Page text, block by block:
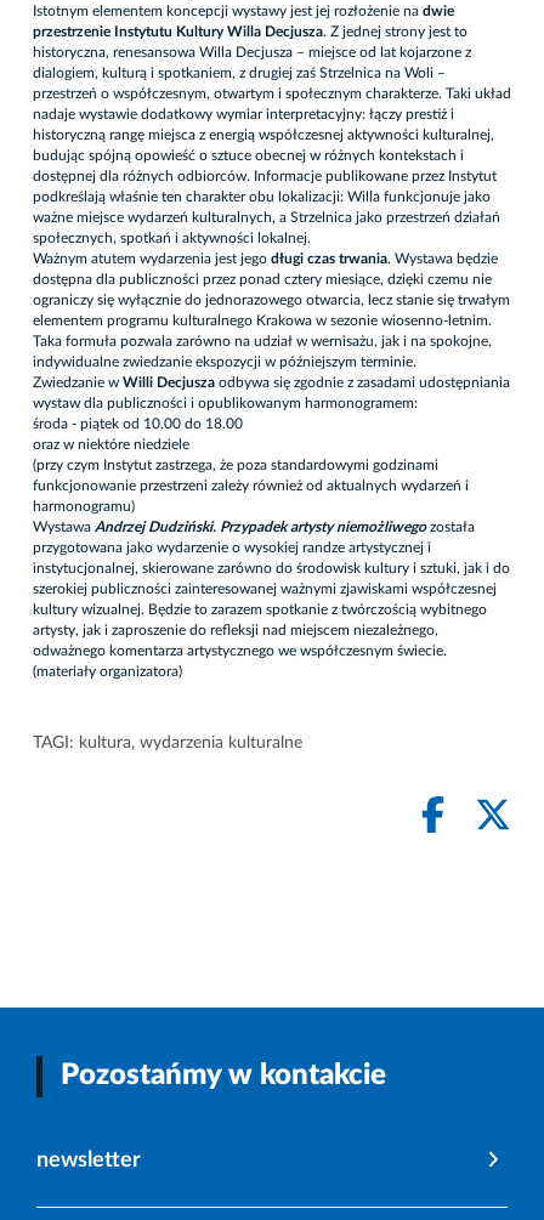
Istotnym elementem koncepcji wystawy jest jej rozłożenie na dwie
przestrzenie Instytutu Kultury Willa Decjusza. Z jednej strony jest to
historyczna, renesansowa Willa Decjusza – miejsce od lat kojarzone z
dialogiem, kulturą i spotkaniem, z drugiej zaś Strzelnica na Woli –
przestrzeń o współczesnym, otwartym i społecznym charakterze. Taki układ
nadaje wystawie dodatkowy wymiar interpretacyjny: łączy prestiż i
historyczną rangę miejsca z energią współczesnej aktywności kulturalnej,
budując spójną opowieść o sztuce obecnej w różnych kontekstach i
dostępnej dla różnych odbiorców. Informacje publikowane przez Instytut
podkreślają właśnie ten charakter obu lokalizacji: Willa funkcjonuje jako
ważne miejsce wydarzeń kulturalnych, a Strzelnica jako przestrzeń działań
społecznych, spotkań i aktywności lokalnej.
Ważnym atutem wydarzenia jest jego długi czas trwania. Wystawa będzie
dostępna dla publiczności przez ponad cztery miesiące, dzięki czemu nie
ograniczy się wyłącznie do jednorazowego otwarcia, lecz stanie się trwałym
elementem programu kulturalnego Krakowa w sezonie wiosenno-letnim.
Taka formuła pozwala zarówno na udział w wernisażu, jak i na spokojne,
indywidualne zwiedzanie ekspozycji w późniejszym terminie.
Zwiedzanie w Willi Decjusza odbywa się zgodnie z zasadami udostępniania
wystaw dla publiczności i opublikowanym harmonogramem:
środa - piątek od 10.00 do 18.00
oraz w niektóre niedziele
(przy czym Instytut zastrzega, że poza standardowymi godzinami
funkcjonowanie przestrzeni zależy również od aktualnych wydarzeń i
harmonogramu)
Wystawa Andrzej Dudziński. Przypadek artysty niemożliwego została
przygotowana jako wydarzenie o wysokiej randze artystycznej i
instytucjonalnej, skierowane zarówno do środowisk kultury i sztuki, jak i do
szerokiej publiczności zainteresowanej ważnymi zjawiskami współczesnej
kultury wizualnej. Będzie to zarazem spotkanie z twórczością wybitnego
artysty, jak i zaproszenie do refleksji nad miejscem niezależnego,
odważnego komentarza artystycznego we współczesnym świecie.
(materiały organizatora)
TAGI: kultura, wydarzenia kulturalne
Pozostańmy w kontakcie
newsletter